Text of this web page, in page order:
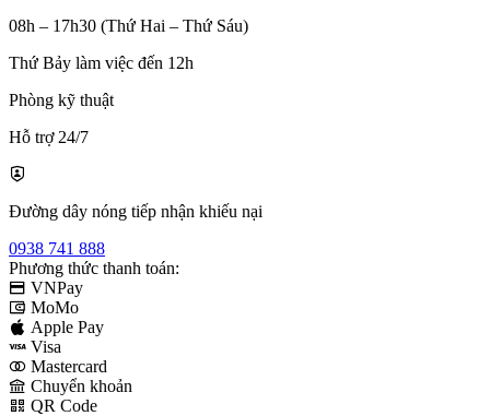
08h – 17h30 (Thứ Hai – Thứ Sáu)
Thứ Bảy làm việc đến 12h
Phòng kỹ thuật
Hỗ trợ 24/7
Đường dây nóng tiếp nhận khiếu nại
0938 741 888
Phương thức thanh toán:
VNPay
MoMo
Apple Pay
Visa
Mastercard
Chuyển khoản
QR Code